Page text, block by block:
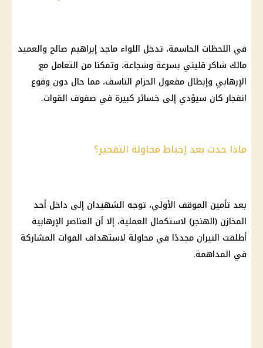
في اللحظات الحاسمة، تدخل اللواء ماجد إبراهيم صالح والعميد
مالك شاكر قليني بسرعة وشجاعة، وتمكنا من التعامل مع
الإرهابي وإبطال مفعول الحزام الناسف، مما حال دون وقوع
انفجار كان سيؤدي إلى خسائر كبيرة في صفوف القوات.
ماذا حدث بعد إحباط محاولة التفجير؟
بعد تأمين الموقف الأولي، توجه الشهيدان إلى داخل أحد
المخازن (الهنجر) لاستكمال العملية، إلا أن العناصر الإرهابية
أطلقت النيران مجددًا في محاولة لاستهداف القوات المشاركة
في المداهمة.